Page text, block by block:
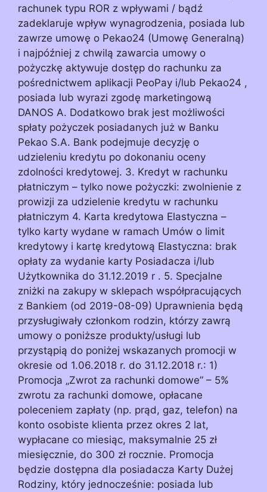
rachunek typu ROR z wpływami / bądź
zadeklaruje wpływ wynagrodzenia, posiada lub
zawrze umowę o Pekao24 (Umowę Generalną)
i najpóźniej z chwilą zawarcia umowy o
pożyczkę aktywuje dostęp do rachunku za
pośrednictwem aplikacji PeoPay i/lub Pekao24 ,
posiada lub wyrazi zgodę marketingową
DANOS A. Dodatkowo brak jest możliwości
spłaty pożyczek posiadanych już w Banku
Pekao S.A. Bank podejmuje decyzję o
udzieleniu kredytu po dokonaniu oceny
zdolności kredytowej. 3. Kredyt w rachunku
płatniczym – tylko nowe pożyczki: zwolnienie z
prowizji za udzielenie kredytu w rachunku
płatniczym 4. Karta kredytowa Elastyczna –
tylko karty wydane w ramach Umów o limit
kredytowy i kartę kredytową Elastyczna: brak
opłaty za wydanie karty Posiadacza i/lub
Użytkownika do 31.12.2019 r . 5. Specjalne
zniżki na zakupy w sklepach współpracujących
z Bankiem (od 2019-08-09) Uprawnienia będą
przysługiwały członkom rodzin, którzy zawrą
umowy o poniższe produkty/usługi lub
przystąpią do poniżej wskazanych promocji w
okresie od 1.06.2018 r. do 31.12.2018 r.: 1)
Promocja „Zwrot za rachunki domowe” – 5%
zwrotu za rachunki domowe, opłacane
poleceniem zapłaty (np. prąd, gaz, telefon) na
konto osobiste klienta przez okres 2 lat,
wypłacane co miesiąc, maksymalnie 25 zł
miesięcznie, do 300 zł rocznie. Promocja
będzie dostępna dla posiadacza Karty Dużej
Rodziny, który jednocześnie: posiada lub